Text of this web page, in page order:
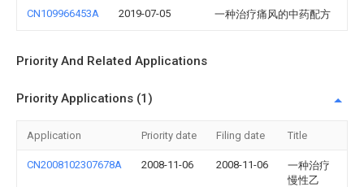
CN109966453A 2019-07-05 一种治疗痛风的中药配方
Priority And Related Applications
Priority Applications (1)
Application Priority date Filing date Title
CN2008102307678A 2008-11-06 2008-11-06
一种治疗
慢性乙